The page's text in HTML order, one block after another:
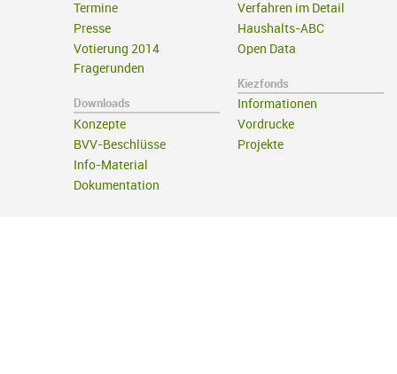
Termine
Presse
Votierung 2014
Fragerunden
Downloads
Konzepte
BVV-Beschlüsse
Info-Material
Dokumentation
Verfahren im Detail
Haushalts-ABC
Open Data
Kiezfonds
Informationen
Vordrucke
Projekte